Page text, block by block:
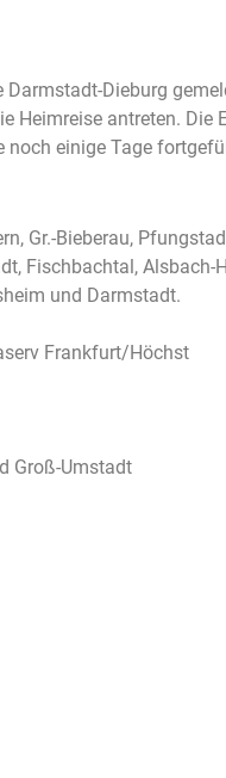
Dieburg
Heimreise antreten. Die
einige Tage
Gr.-Bieberau,
Fischbachtal, Alsbach-
und Darmstadt.
Frankfurt/Höchst
Groß-Umstadt